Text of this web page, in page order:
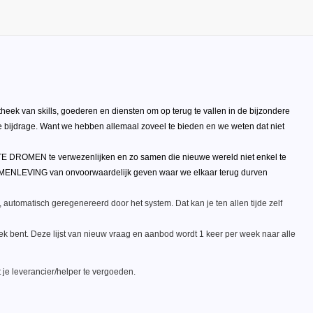
van skills, goederen en diensten om op terug te vallen in de bijzondere
Want we hebben allemaal zoveel te bieden en we weten dat niet
DROMEN te verwezenlijken en zo samen die nieuwe wereld niet enkel te
van onvoorwaardelijk geven waar we elkaar terug durven
geregenereerd door het system. Dat kan je ten allen tijde zelf
bent. Deze lijst van nieuw vraag en aanbod wordt 1 keer per week naar alle
leverancier/helper te vergoeden.